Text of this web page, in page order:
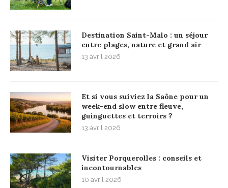
Destination Saint-Malo : un séjour
entre plages, nature et grand air
13 avril 2026
Et si vous suiviez la Saône pour un
week-end slow entre fleuve,
guinguettes et terroirs ?
13 avril 2026
Visiter Porquerolles : conseils et
incontournables
10 avril 2026